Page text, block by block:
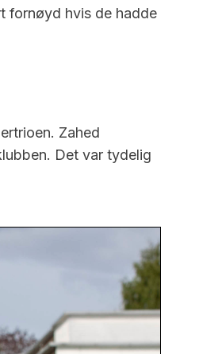
fornøyd hvis de hadde
Zahed
Det var tydelig